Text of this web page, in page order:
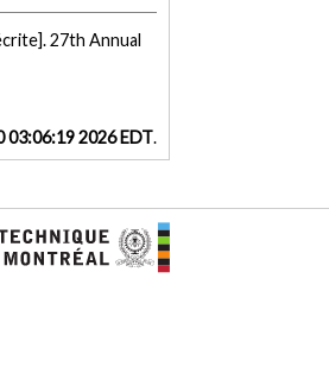
27th Annual
03:06:19 2026 EDT.